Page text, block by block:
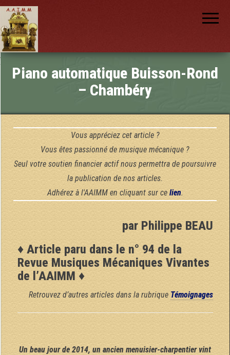
Musique
Piano automatique Buisson-Rond
– Chambéry
Vous appréciez cet article ?
Vous êtes passionné de musique mécanique ?
Seul votre soutien financier actif nous permettra de poursuivre
la publication de nos articles.
Adhérez à l'AAIMM en cliquant sur ce lien.
par Philippe BEAU
♦ Article paru dans le n° 94 de la
Revue Musiques Mécaniques Vivantes
de l’AAIMM ♦
Retrouvez d’autres articles dans la rubrique Témoignages
Un beau jour de 2014, un ancien menuisier-charpentier vint